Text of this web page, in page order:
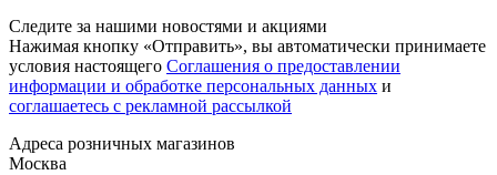
Следите за нашими новостями и акциями
Нажимая кнопку «Отправить», вы автоматически принимаете
условия настоящего Cоглашения о предоставлении
информации и обработке персональных данных и
соглашаетесь с рекламной рассылкой
Aдреса розничных магазинов
Москва